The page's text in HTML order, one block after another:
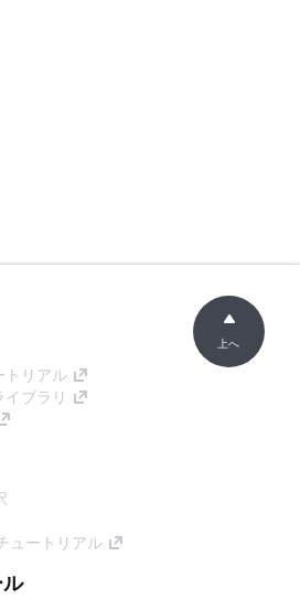
トリアル
ブラリ
ュートリアル
上へ